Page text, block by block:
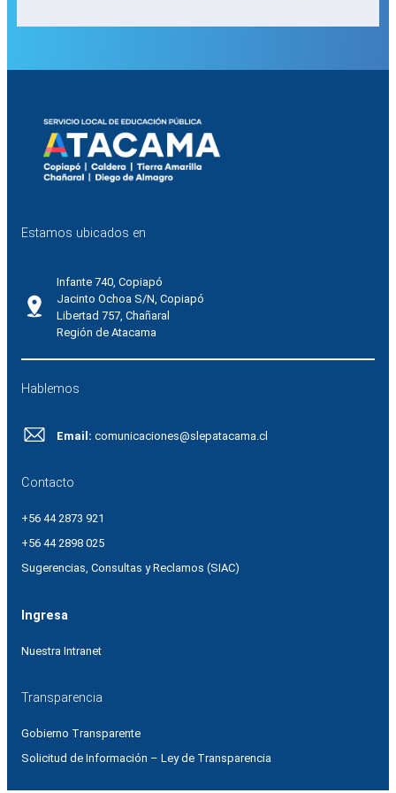
Estamos ubicados en
Infante 740, Copiapó
Jacinto Ochoa S/N, Copiapó
Libertad 757, Chañaral
Región de Atacama
Hablemos
Email: comunicaciones@slepatacama.cl
Contacto
+56 44 2873 921
+56 44 2898 025
Sugerencias, Consultas y Reclamos (SIAC)
Ingresa
Nuestra Intranet
Transparencia
Gobierno Transparente
Solicitud de Información – Ley de Transparencia